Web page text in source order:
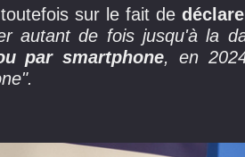
sur le fait de
autant de fois jusqu'à la
par smartphone, en